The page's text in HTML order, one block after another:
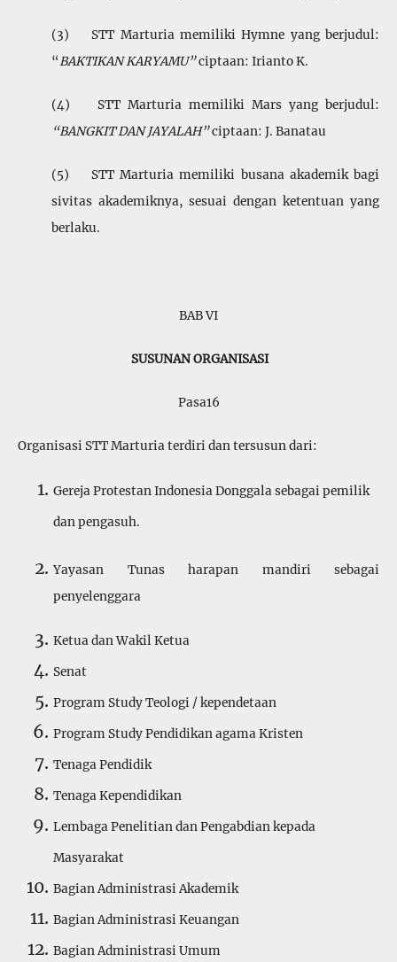
(3) STT Marturia memiliki Hymne yang berjudul:
“BAKTIKAN KARYAMU”ciptaan: Irianto K.
(4) STT Marturia memiliki Mars yang berjudul:
“BANGKIT DAN JAYALAH”ciptaan: J. Banatau
(5) STT Marturia memiliki busana akademik bagi
sivitas akademiknya, sesuai dengan ketentuan yang
berlaku.
BAB VI
SUSUNAN ORGANISASI
Pasa16
Organisasi STT Marturia terdiri dan tersusun dari:
Gereja Protestan Indonesia Donggala sebagai pemilik
dan pengasuh.
Yayasan Tunas harapan mandiri sebagai
penyelenggara
Ketua dan Wakil Ketua
Senat
Program Study Teologi / kependetaan
Program Study Pendidikan agama Kristen
Tenaga Pendidik
Tenaga Kependidikan
Lembaga Penelitian dan Pengabdian kepada
Masyarakat
Bagian Administrasi Akademik
Bagian Administrasi Keuangan
Bagian Administrasi Umum